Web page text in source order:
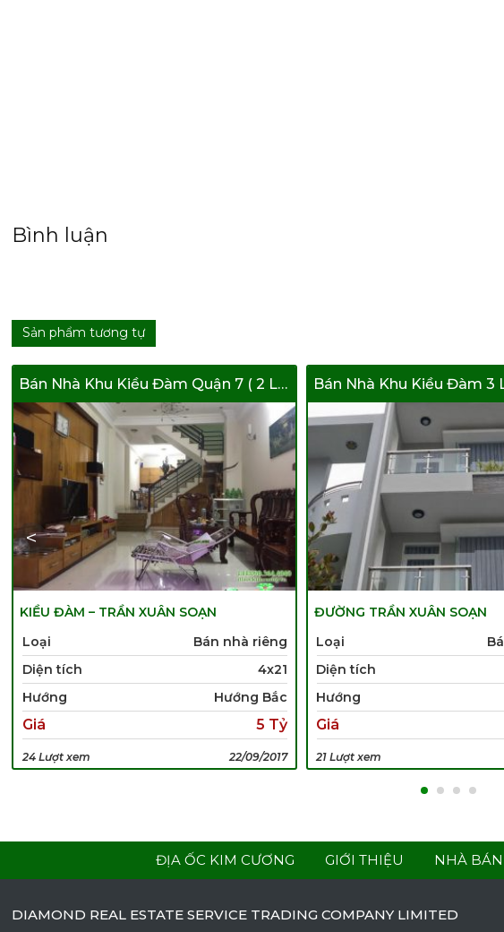
Bình luận
Sản phẩm tương tự
Bán Nhà Khu Kiều Đàm Quận 7 ( 2 Lầu ) Nội Thất
KIỀU ĐÀM – TRẦN XUÂN SOẠN
Loại
Bán nhà riêng
Diện tích
4x21
Hướng
Hướng Bắc
Giá 5 Tỷ
24 Lượt xem 22/09/2017
Bán Nhà Khu Kiều Đàm 3
ĐƯỜNG TRẦN XUÂN SOẠN
Loại
Diện tích
Hướng
Giá
21 Lượt xem
prev
ĐỊA ỐC KIM CƯƠNG GIỚI THIỆU NHÀ BÁN
DIAMOND REAL ESTATE SERVICE TRADING COMPANY LIMITED